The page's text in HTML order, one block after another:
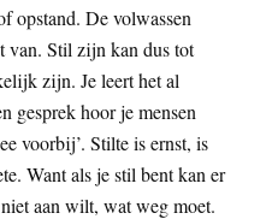
opstand. De volwassen
van. Stil zijn kan dus tot
zijn. Je leert het al
gesprek hoor je mensen
voorbij’. Stilte is ernst, is
Want als je stil bent kan er
aan wilt, wat weg moet.